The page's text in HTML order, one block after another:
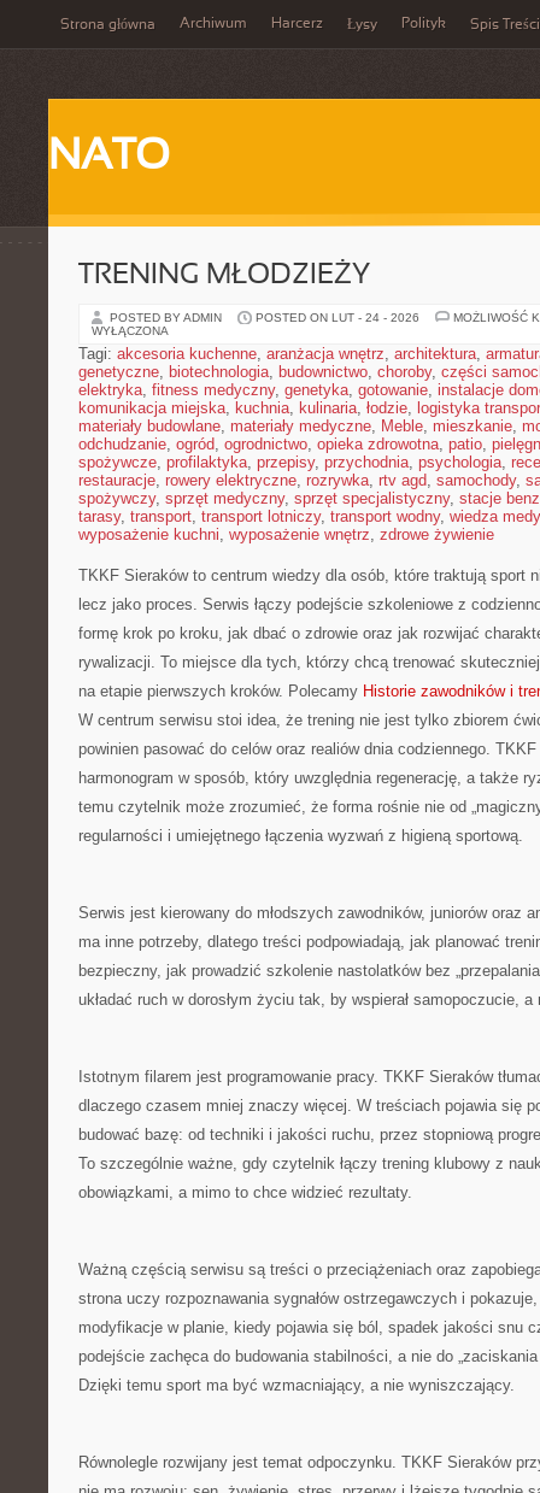
Strona główna Archiwum Harcerz Łysy Polityk Spis Treści
NATO
TRENING MŁODZIEŻY
POSTED BY ADMIN POSTED ON LUT - 24 - 2026
MOŻLIWOŚĆ
WYŁĄCZONA
Tagi: akcesoria kuchenne, aranżacja wnętrz, architektura,
genetyczne, biotechnologia, budownictwo, choroby, części
elektryka, fitness medyczny, genetyka, gotowanie, instalacje
komunikacja miejska, kuchnia, kulinaria, łodzie, logistyka
materiały budowlane, materiały medyczne, Meble, mieszkanie,
odchudzanie, ogród, ogrodnictwo, opieka zdrowotna, patio,
spożywcze, profilaktyka, przepisy, przychodnia, psychologia,
restauracje, rowery elektryczne, rozrywka, rtv agd, samochody,
spożywczy, sprzęt medyczny, sprzęt specjalistyczny, stacje
tarasy, transport, transport lotniczy, transport wodny, wiedza
wyposażenie kuchni, wyposażenie wnętrz, zdrowe żywienie
TKKF Sieraków to centrum wiedzy dla osób, które traktują sport
lecz jako proces. Serwis łączy podejście szkoleniowe z
formę krok po kroku, jak dbać o zdrowie oraz jak rozwijać
rywalizacji. To miejsce dla tych, którzy chcą trenować
na etapie pierwszych kroków. Polecamy Historie zawodników i
W centrum serwisu stoi idea, że trening nie jest tylko zbiorem
powinien pasować do celów oraz realiów dnia codziennego.
harmonogram w sposób, który uwzględnia regenerację, a także
temu czytelnik może zrozumieć, że forma rośnie nie od
regularności i umiejętnego łączenia wyzwań z higieną sportową.
Serwis jest kierowany do młodszych zawodników, juniorów oraz
ma inne potrzeby, dlatego treści podpowiadają, jak planować
bezpieczny, jak prowadzić szkolenie nastolatków bez
układać ruch w dorosłym życiu tak, by wspierał samopoczucie, a
Istotnym filarem jest programowanie pracy. TKKF Sieraków
dlaczego czasem mniej znaczy więcej. W treściach pojawia się
budować bazę: od techniki i jakości ruchu, przez stopniową
To szczególnie ważne, gdy czytelnik łączy trening klubowy z
obowiązkami, a mimo to chce widzieć rezultaty.
Ważną częścią serwisu są treści o przeciążeniach oraz
strona uczy rozpoznawania sygnałów ostrzegawczych i
modyfikacje w planie, kiedy pojawia się ból, spadek jakości snu
podejście zachęca do budowania stabilności, a nie do
Dzięki temu sport ma być wzmacniający, a nie wyniszczający.
Równolegle rozwijany jest temat odpoczynku. TKKF Sieraków